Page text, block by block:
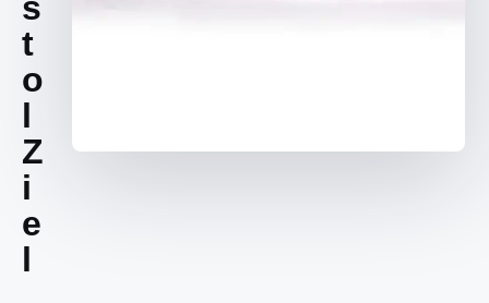
t
o
l
Z
i
e
l